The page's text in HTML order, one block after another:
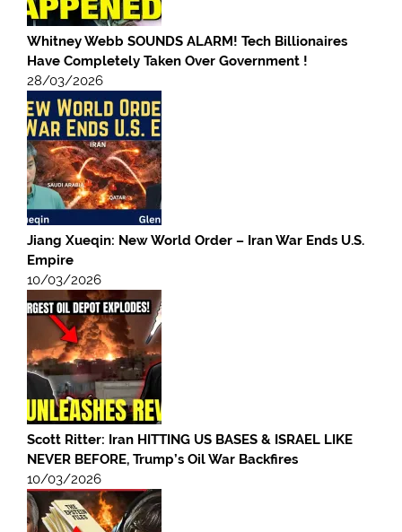
Whitney Webb SOUNDS ALARM! Tech Billionaires
Have Completely Taken Over Government !
28/03/2026
Jiang Xueqin: New World Order – Iran War Ends U.S.
Empire
10/03/2026
Scott Ritter: Iran HITTING US BASES & ISRAEL LIKE
NEVER BEFORE, Trump’s Oil War Backfires
10/03/2026